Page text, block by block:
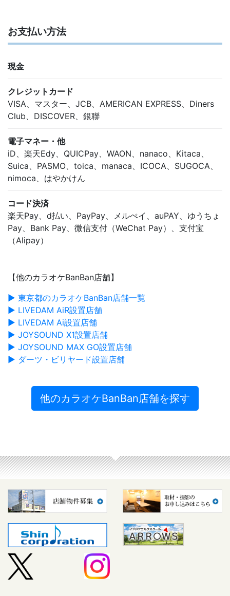
お支払い方法
現金
クレジットカード
VISA、マスター、JCB、AMERICAN EXPRESS、Diners
Club、DISCOVER、銀聯
電子マネー・他
iD、楽天Edy、QUICPay、WAON、nanaco、Kitaca、
Suica、PASMO、toica、manaca、ICOCA、SUGOCA、
nimoca、はやかけん
コード決済
楽天Pay、d払い、PayPay、メルぺイ、auPAY、ゆうちょ
Pay、Bank Pay、微信支付（WeChat Pay）、支付宝
（Alipay）
【他のカラオケBanBan店舗】
▶ 東京都のカラオケBanBan店舗一覧
▶ LIVEDAM AiR設置店舗
▶ LIVEDAM Ai設置店舗
▶ JOYSOUND X1設置店舗
▶ JOYSOUND MAX GO設置店舗
▶ ダーツ・ビリヤード設置店舗
他のカラオケBanBan店舗を探す